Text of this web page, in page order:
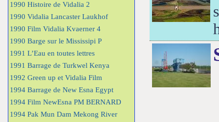
1990 Histoire de Vidalia 2
1990 Vidalia Lancaster Laukhof
1990 Film Vidalia Kvaerner 4
1990 Barge sur le Mississipi P
1991 L’Eau en toutes lettres
1991 Barrage de Turkwel Kenya
1992 Green up et Vidalia Film
1994 Barrage de New Esna Egypt
1994 Film NewEsna PM BERNARD
1994 Pak Mun Dam Mekong River